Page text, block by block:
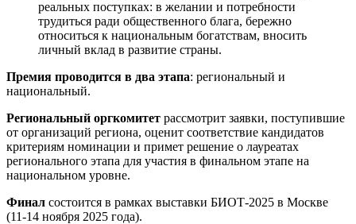
реальных поступках: в желании и потребности
трудиться ради общественного блага, бережно
относиться к национальным богатствам, вносить
личный вклад в развитие страны.
Премия проводится в два этапа: региональный и
национальный.
Региональный оргкомитет рассмотрит заявки, поступившие
от организаций региона, оценит соответствие кандидатов
критериям номинации и примет решение о лауреатах
регионального этапа для участия в финальном этапе на
национальном уровне.
Финал состоится в рамках выставки БИОТ-2025 в Москве
(11-14 ноября 2025 года).⁣